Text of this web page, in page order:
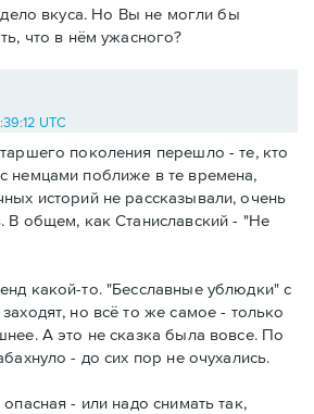
дело вкуса. Но Вы не могли бы
что в нём ужасного?
UTC
поколения перешло - те, кто
немцами поближе в те времена,
историй не рассказывали, очень
В общем, как Станиславский - "Не
какой-то. "Бесславные ублюдки" с
но всё то же самое - только
А это не сказка была вовсе. По
- до сих пор не очухались.
- или надо снимать так,